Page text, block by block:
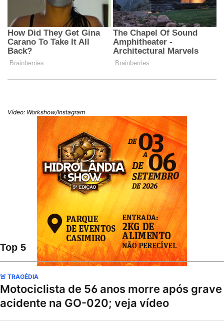
Vídeo: Workshow/Instagram
Top 5
🚨 TRAGÉDIA
Motociclista de 56 anos morre após grave
acidente na GO-020; veja vídeo